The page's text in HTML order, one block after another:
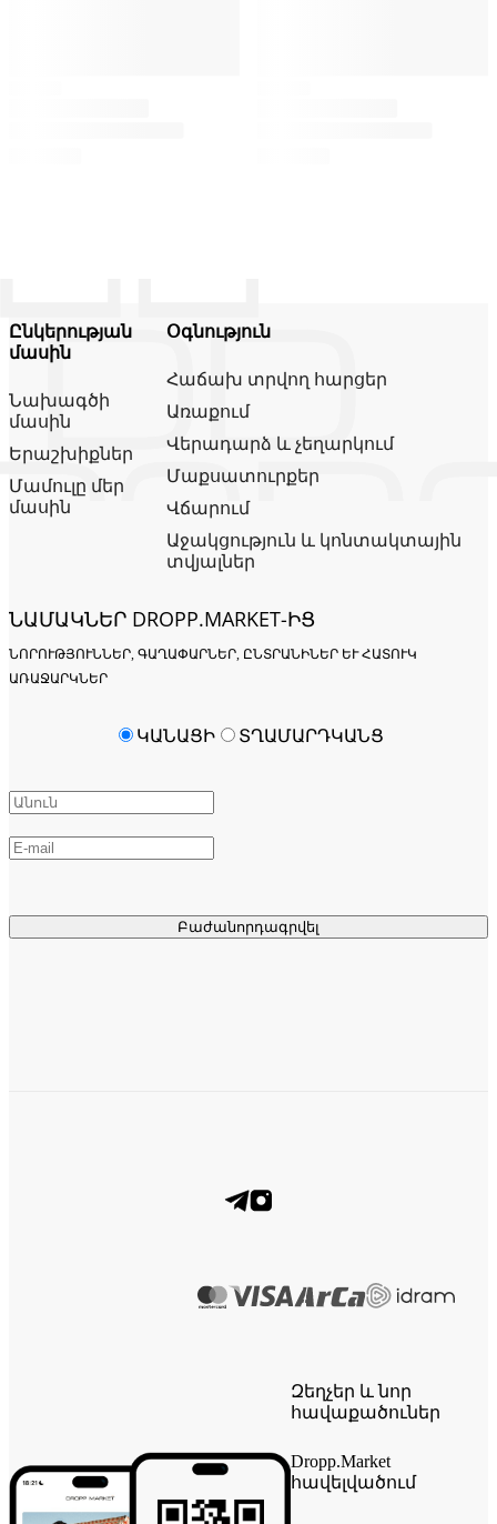
Ընկերության
մասին
Նախագծի
մասին
Երաշխիքներ
Մամուլը մեր
մասին
Օգնություն
Հաճախ տրվող հարցեր
Առաքում
Վերադարձ և չեղարկում
Մաքսատուրքեր
Վճարում
Աջակցություն և կոնտակտային
տվյալներ
ՆԱՄԱԿՆԵՐ DROPP.MARKET-ԻՑ
ՆՈՐՈՒԹՅՈՒՆՆԵՐ, ԳԱՂԱՓԱՐՆԵՐ, ԸՆՏՐԱՆԻՆԵՐ ԵՒ ՀԱՏՈՒԿ Ա
ՌԱՋԱՐԿՆԵՐ
Բաժանորդագրվել
ԿԱՆԱՑԻ ՏՂԱՄԱՐԴԿԱՆՑ
Զեղչեր և նոր
հավաքածուներ
Dropp.Market
հավելվածում